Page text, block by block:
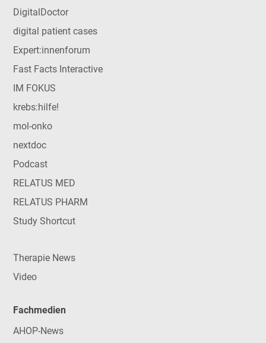
DigitalDoctor
digital patient cases
Expert:innenforum
Fast Facts Interactive
IM FOKUS
krebs:hilfe!
mol-onko
nextdoc
Podcast
RELATUS MED
RELATUS PHARM
Study Shortcut
Therapie News
Video
Fachmedien
AHOP-News